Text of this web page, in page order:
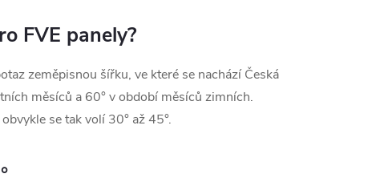
FVE panely?
zeměpisnou šířku, ve které se nachází Česká
měsíců a 60° v období měsíců zimních.
se tak volí 30° až 45°.